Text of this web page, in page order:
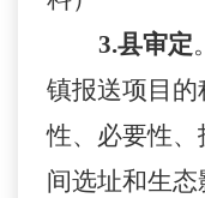
3.县审定。
镇报送项目
性、必要性
间选址和生态